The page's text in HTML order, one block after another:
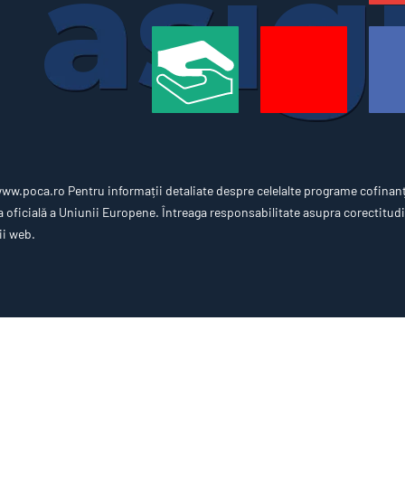
Pentru informații detaliate despre celelalte programe
a Uniunii Europene. Întreaga responsabilitate asupra
web.